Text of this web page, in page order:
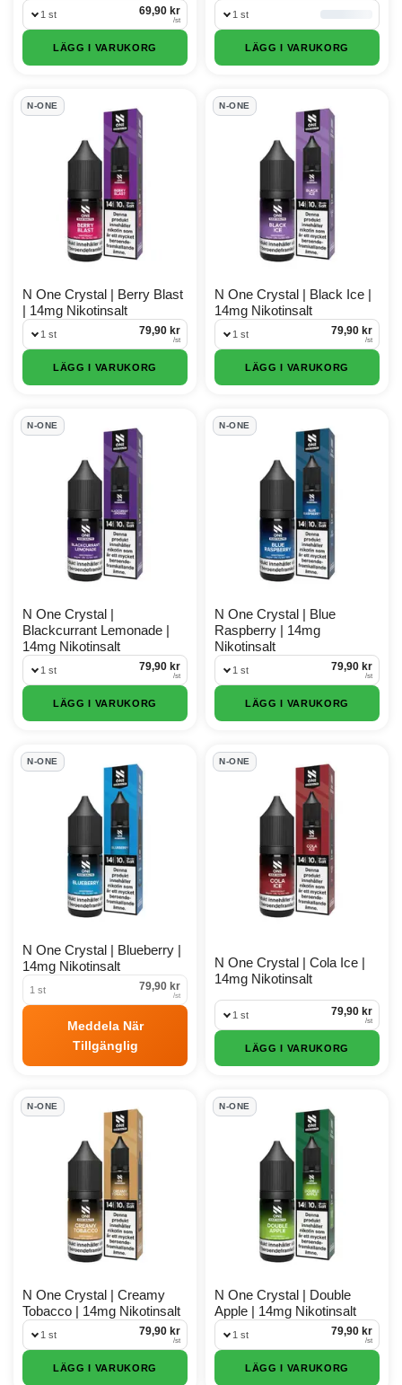
1 st 69,90 kr
/st
LÄGG I VARUKORG
1 st
LÄGG I VARUKORG
N-ONE
N One Crystal | Berry Blast
| 14mg Nikotinsalt
1 st 79,90 kr
/st
LÄGG I VARUKORG
N-ONE
N One Crystal | Black Ice |
14mg Nikotinsalt
1 st 79,90 kr
/st
LÄGG I VARUKORG
N-ONE
N One Crystal |
Blackcurrant Lemonade |
14mg Nikotinsalt
1 st 79,90 kr
/st
LÄGG I VARUKORG
N-ONE
N One Crystal | Blue
Raspberry | 14mg
Nikotinsalt
1 st 79,90 kr
/st
LÄGG I VARUKORG
N-ONE
N One Crystal | Blueberry |
14mg Nikotinsalt
1 st 79,90 kr
/st
Meddela När
Tillgänglig
N-ONE
N One Crystal | Cola Ice |
14mg Nikotinsalt
1 st 79,90 kr
/st
LÄGG I VARUKORG
N-ONE
N One Crystal | Creamy
Tobacco | 14mg Nikotinsalt
1 st 79,90 kr
/st
LÄGG I VARUKORG
N-ONE
N One Crystal | Double
Apple | 14mg Nikotinsalt
1 st 79,90 kr
/st
LÄGG I VARUKORG